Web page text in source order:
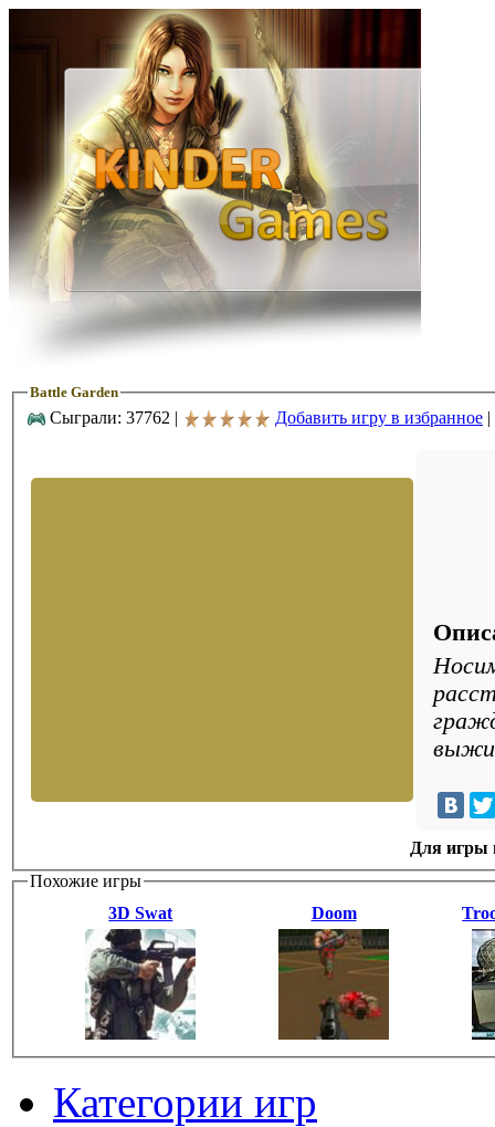
Battle Garden
Сыграли: 37762 | Добавить игру в избранное |
Для игры
Похожие игры
3D Swat
Doom
Категории игр